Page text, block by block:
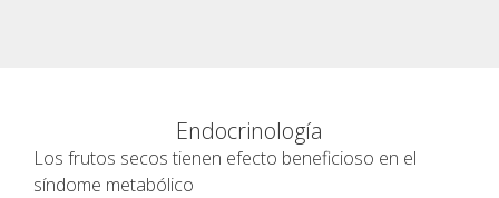
Endocrinología
Los frutos secos tienen efecto beneficioso en el
síndome metabólico